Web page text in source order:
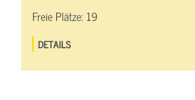
Freie Plätze: 19
DETAILS